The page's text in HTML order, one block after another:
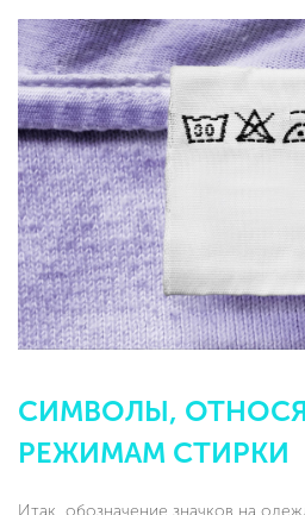
СИМВОЛЫ,
РЕЖИМАМ СТИРКИ